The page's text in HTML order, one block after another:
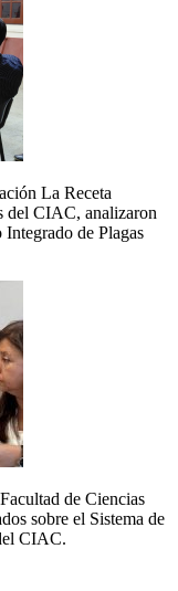
La Receta
del CIAC, analizaron
de Plagas
de Ciencias
sobre el Sistema de
CIAC.